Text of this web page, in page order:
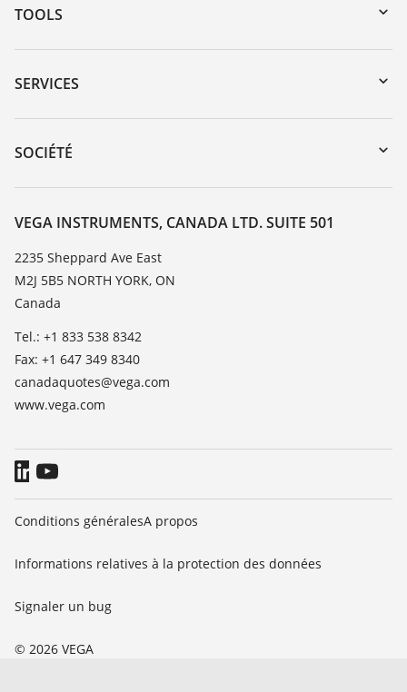
TOOLS
Téléchargements
Recherche par numéro de série
DTM Collection/PACTware
SERVICES
Retour d'appareil
Service client
Liste des constantes diélectriques
SOCIÉTÉ
À propos de VEGA
Contact
News
Presse
Blog
VEGA INSTRUMENTS, CANADA LTD. SUITE 501
2235 Sheppard Ave East
M2J 5B5 NORTH YORK, ON
Canada
Tel.: +1 833 538 8342
Fax: +1 647 349 8340
canadaquotes@vega.com
www.vega.com
© 2026 VEGA
Conditions généralesA propos
Informations relatives à la protection des données
Signaler un bug